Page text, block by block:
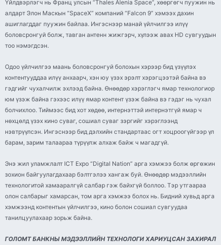
Үйлдвэрлэгч нь Франц улсын “Thales Alenia Space”, хөөргөгч пуужин нь
алдарт Элон Маскын “SpaceX” компаний “Falcon 9” хэмээх дахин
ашиглагддаг пуужин байлаа. Ингэснээр манай үйлчилгээ илүү
боловсронгуй болж, тавган антенн жижгэрч, хүлээж авах HD сувгуудын
тоо нэмэгдсэн.
Одоо үйлчилгээ маань боловсронгуй болохын хэрээр бид үзүүлэх
контентууддаа илүү анхаарч, хэн юу үзэх эрэлт хэрэгцээтэй байна вэ
гэдгийг чухалчилж эхлээд байна. Өнөөдөр хэрэглэгч ямар технологиор
юм үзэж байна гэхээс илүү ямар контент үзэж байна вэ гэдэг нь чухал
болчихлоо. Тиймээс бид хот хөдөө, интернэттэй интернэтгүй ямар ч
нөхцөлд үзэх кино суваг, сошиал суваг зэргийг хэрэглээнд
нэвтрүүлсэн. Ингэснээр бид дэлхийн стандартаас огт хоцроогүйгээр үл
барам, зарим талаараа түрүүлж алхаж байж ч магадгүй.
Энэ жил уламжлалт ICT Expo “Digital Nation” арга хэмжээ болж өргөжин
зохион байгуулагдахаар бэлтгэлээ хангаж буй. Өнөөдөр мэдээллийн
технологитой хамааралгүй салбар гэж байхгүй боллоо. Тэр утгаараа
олон салбарыг хамарсан, том арга хэмжээ болох нь. Бидний хувьд арга
хэмжээнд контентын үйлчилгээ, кино болон сошиал сувгуудаа
танилцуулахаар зорьж байна.
ГОЛОМТ БАНКНЫ МЭДЭЭЛЛИЙН ТЕХНОЛОГИ ХАРИУЦСАН ЗАХИРАЛ